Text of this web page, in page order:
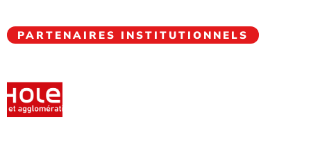
PARTENAIRES INSTITUTIONNELS